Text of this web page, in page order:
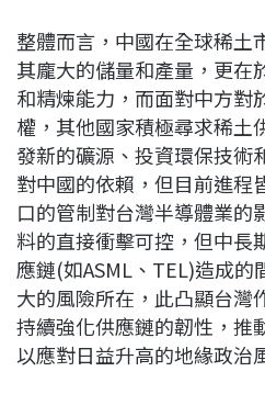
整體而言，中國在全球稀土
其龐大的儲量和產量，更在
和精煉能力，而面對中方對
權，其他國家積極尋求稀土
發新的礦源、投資環保技術
對中國的依賴，但目前進程
口的管制對台灣半導體業的
料的直接衝擊可控，但中長
應鏈(如ASML、TEL)造成
大的風險所在，此凸顯台灣
持續強化供應鏈的韌性，推
以應對日益升高的地緣政治